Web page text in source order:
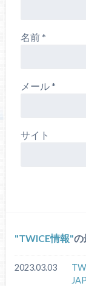
名前*
メール*
サイト
TWICE情報 の
2023.03.03